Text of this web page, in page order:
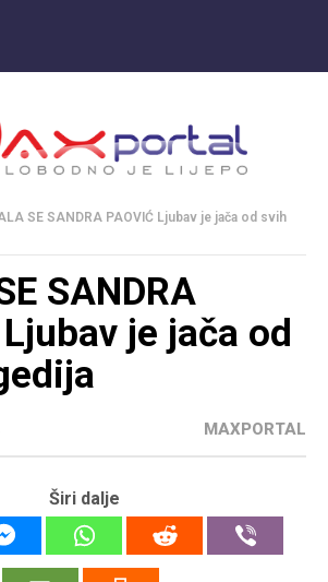
SE SANDRA PAOVIĆ Ljubav je jača od svih
SANDRA
Ljubav je jača od
MAXPORTAL
Širi dalje